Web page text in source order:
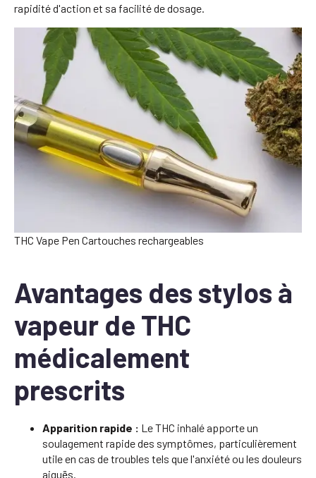
rapidité d'action et sa facilité de dosage.
THC Vape Pen Cartouches rechargeables
Avantages des stylos à
vapeur de THC
médicalement
prescrits
Apparition rapide : Le THC inhalé apporte un
soulagement rapide des symptômes, particulièrement
utile en cas de troubles tels que l'anxiété ou les douleurs
aiguës.